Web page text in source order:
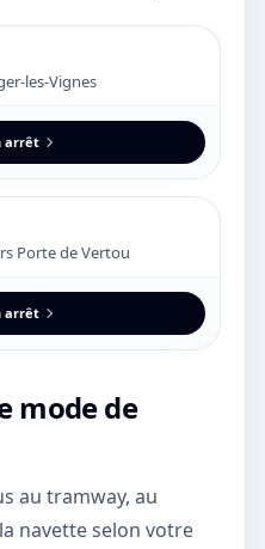
les-Vignes
arrêt
Porte de Vertou
arrêt
mode de
au tramway, au
navette selon votre